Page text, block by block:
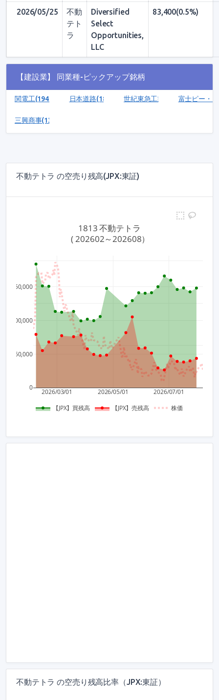
2026/05/25
不動
テト
ラ
Diversified
Select
Opportunities,
LLC
83,400(0.5%)
【建設業】 同業種-ピックアップ銘柄
関電工(1942) 日本道路(1884) 世紀東急工業(1898)富士ピー・
三興商事(136)
不動テトラ の空売り残高(JPX:東証)
2026/03/01 2026/05/01 2026/07/01
0
50,000
100,000
150,000
【JPX】買残高 【JPX】売残高 株価
1813 不動テトラ
( 202602～202608）
不動テトラ の空売り残高比率（JPX:東証）